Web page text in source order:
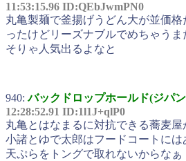
11:53:15.96 ID:QEbJwmPN0
丸亀製麺で釜揚げうどん大が並価
ったけどリーズナブルでめちゃうま
そりゃ人気出るよなと
940:バックドロップホールド(ジパ
12:28:52.91 ID:1l1J+qlP0
丸亀とはなまるに対抗できる蕎麦屋
小諸とゆで太郎はフードコートには
天ぷらをトングで取れないからなぁ